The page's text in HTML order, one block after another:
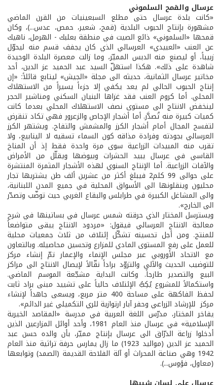
عرسال والقمح السلموني
«كانت بلدة عرسال حتى مطلع السبعينيات من القرن الماضي
مشهورة بإنتاج الحبوب البلدية (قمح، شعير، حمص، عدس...)، وكان
قمحها «السلموني» ذائع الصيت في منطقة بعلبك - الهرمل، ناهيك
عن العنب «العبيدي» العرسالي الذي كان يجفف قسم منه ليحوّل
زبيباً، أو ليصنع منه الدبس المميّز، وما زالت معصرة البلدة الوحيدة
شاهدة على ذلك». هكذا استهلّ السيد عبد الحميد عز الدين، أحد
مخاتير عرسال الثمانية، حديثه الى مجلة «الجيش» ليتابع قائلاً: «إن
إنتاج الحبوب الحالي لم يعد يكفي إلا جزءاً يسيراً من الاستهلاك
المحلي. أما كروم العنب فقد غزاها البنيان السكني ومناشير الحجر
لينخفض الانتاج الى مستوى نصف الاستهلاك المحلي بعدما كانت
كميات كبيرة منه تُصدَّر. أما أشجار الإجاص والزعرور فهي تكاد تنقرض
لتفسح المجال أمام أشجار الكرز والمشمش والتفاح. ويشتهر الكرز
العرسالي بجودته وفرادة مذاقه كون السماء تسقيه لا الينابيع، ولا
تقرب منه المبيدات الزراعية سوى مرة واحدة فقط إذ أن المناخ
القاسي في عرسال يبيد الحشرات وبيوضها ويقلّل من الأمراض
والآفات الزراعية. أما الإنتاج السنوي لهذه الأشجار المثمرة المنتشرة
على حوالى 99 كلم2 فيبلغ أكثر من عشرين ألف طن يشتريها تجار
محليون وينقلونها الى الأسواق المحلية في جميع المدن اللبنانية،
والى المشاغل الكبيرة في طرابلس والبقاع الغربي حيث توضّب وتصدّر
الى الخارج».
ويسترسل المختار الذي حرقته شمس عرسال في بساتينها في شرح
معالجة الانتاج العرسالي فيقول: «مردود الانتاج يبقى متواضعاً
للمنتج. ومن أجل تحسينه تشكّل إئتلاف من ثلاث جمعيات محلية
للعمل على رفع المستوى المادي للمزارع وتحسين محاصيله. وبالتعاون
مع الاتحاد الأوروبي عبر مجلس الإنماء والإعمار تمّ إنشاء مركز
للتوضيب الحديث والآلي والتزوّد براداً نقّالاً لإيصال الانتاج الى مراكز
البيع والتصدير طازجاً. وكانت البداية مشجّعة الموسم الماضي.
واستكمالاً للمشروع يُكِبُّ الإئتلاف حالياً على تشييد مبنى براد ثابت
لحفظ الفاكهة على مساحة 400 متر مربع، ويسعى جاهداً لإنشاء
مركز للإرشاد الزراعي وحفر آبار ارتوازية للري التكميلي غير الدائم».
يفاخر المختار، مدرّس اللغة العربية في مدرسة «المقاصد الخيرية
الإسلامية» في عرسال منذ العام 1981، وأحد أوائل المزارعين الذين
أدخلوا زراعة الدرّاق الى عرسال بإنتاج مميّز، بأن والده حسن عبد
الحميد عز الدين (مواليد 1923) ما زال يمارس حرفة تراثية منذ العام
1942 وهي صناعة المحراث أو آلة الفلاحة القديمة (الصمد) وتوابعها
(معاول، فؤوس...).